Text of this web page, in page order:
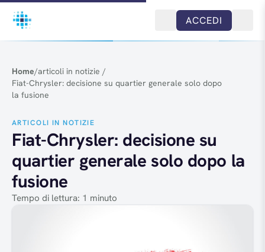
Salta al contenuto
ACCEDI
Home/articoli in notizie /
Fiat-Chrysler: decisione su quartier generale solo dopo
la fusione
ARTICOLI IN NOTIZIE
Fiat-Chrysler: decisione su
quartier generale solo dopo la
fusione
Tempo di lettura: 1 minuto